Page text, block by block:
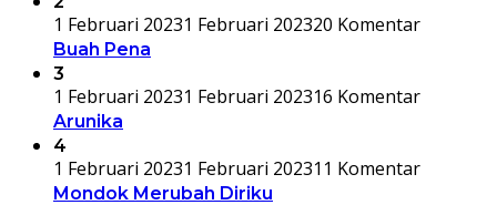
1 Februari 20231 Februari 202320 Komentar
Buah Pena
3
1 Februari 20231 Februari 202316 Komentar
Arunika
4
1 Februari 20231 Februari 202311 Komentar
Mondok Merubah Diriku